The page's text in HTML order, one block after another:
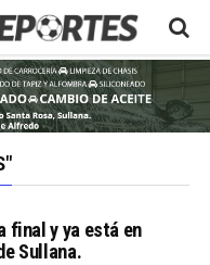
final y ya está en
Sullana.